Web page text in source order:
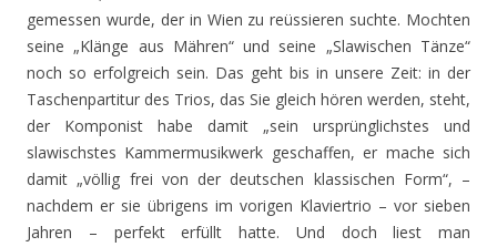
gemessen wurde, der in Wien zu reüssieren suchte. Mochten
seine „Klänge aus Mähren“ und seine „Slawischen Tänze“
noch so erfolgreich sein. Das geht bis in unsere Zeit: in der
Taschenpartitur des Trios, das Sie gleich hören werden, steht,
der Komponist habe damit „sein ursprünglichstes und
slawischstes Kammermusikwerk geschaffen, er mache sich
damit „völlig frei von der deutschen klassischen Form“, –
nachdem er sie übrigens im vorigen Klaviertrio – vor sieben
Jahren – perfekt erfüllt hatte. Und doch liest man